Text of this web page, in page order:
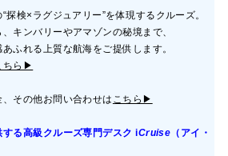
探検×ラグジュアリー”を体現するクルーズ。
キンバリーやアマゾンの秘境まで、
ふれる上質な航海をご提供します。
ちら▶
その他お問い合わせは こちら▶
する高級クルーズ専門デスクiCruise （アイ・